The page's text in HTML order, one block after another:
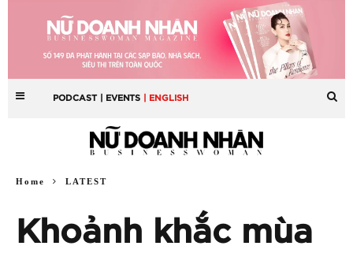
PODCAST | EVENTS | ENGLISH
Home LATEST
Khoảnh khắc mùa